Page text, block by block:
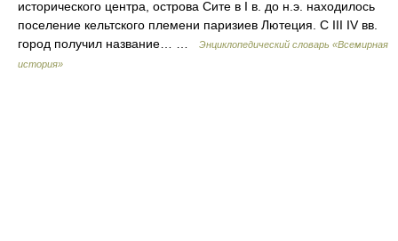
исторического центра, острова Сите в I в. до н.э. находилось
поселение кельтского племени паризиев Лютеция. С III IV вв.
город получил название… …
Энциклопедический словарь «Всемирная
история»